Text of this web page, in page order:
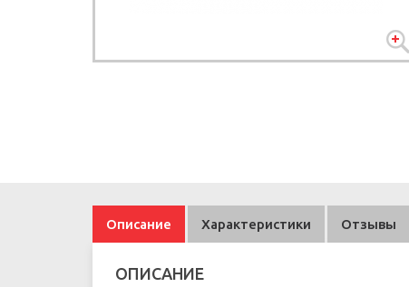
Описание Характеристики Отзывы
ОПИСАНИЕ